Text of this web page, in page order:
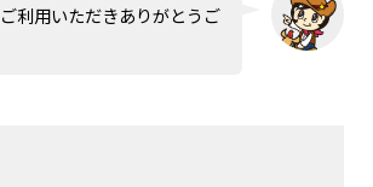
利用いただきありがとうご